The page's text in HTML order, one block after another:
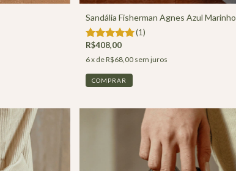
Sandália Fisherman Agnes Azul Marinho
(1)
R$408,00
6x deR$68,00 sem juros
COMPRAR